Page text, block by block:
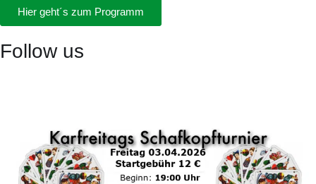
Hier geht´s zum Programm
Follow us